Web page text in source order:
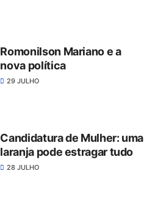
Romonilson Mariano e a
nova política
29 JULHO
Candidatura de Mulher: uma
laranja pode estragar tudo
28 JULHO